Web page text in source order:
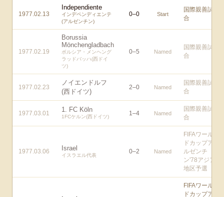
1977.02.13
Independiente
インデペンディエンテ
(アルゼンチン)
0–0 Start
国際親善試
合
1977.02.19
Borussia
Mönchengladbach
ボルシア・メンヘング
ラッドバッハ(西ドイ
ツ)
0–5 Named
国際親善試
合
1977.02.23
ノイエンドルフ
(西ドイツ)
2–0 Named
国際親善試
合
1977.03.01 1. FC Köln
1FCケルン(西ドイツ) 1–4 Named
国際親善試
合
1977.03.06 Israel
イスラエル代表
0–2 Named
FIFAワール
ドカップア
ルゼンチ
ン'78アジア
地区予選
FIFAワール
ドカップア